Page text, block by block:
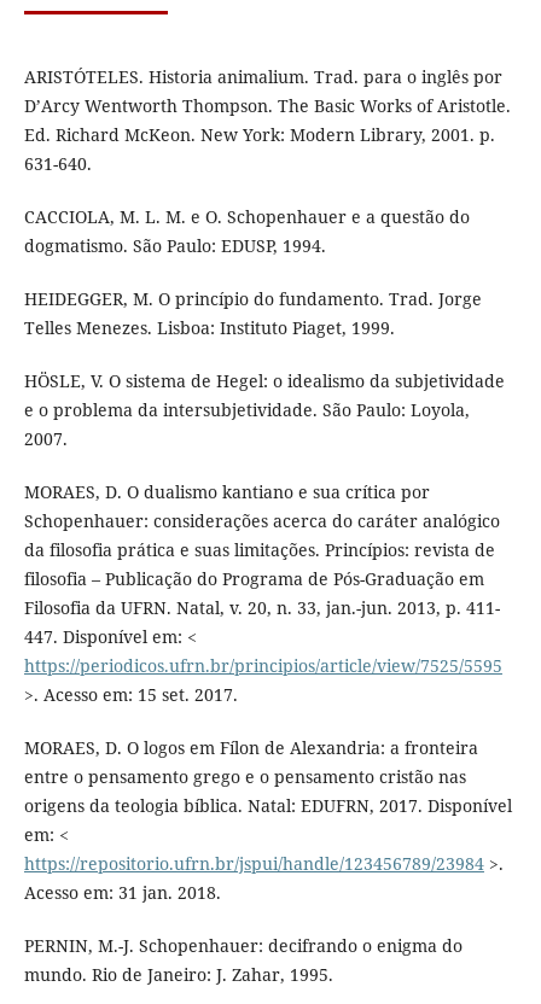
ARISTÓTELES. Historia animalium. Trad. para o inglês por
D’Arcy Wentworth Thompson. The Basic Works of Aristotle.
Ed. Richard McKeon. New York: Modern Library, 2001. p.
631-640.
CACCIOLA, M. L. M. e O. Schopenhauer e a questão do
dogmatismo. São Paulo: EDUSP, 1994.
HEIDEGGER, M. O princípio do fundamento. Trad. Jorge
Telles Menezes. Lisboa: Instituto Piaget, 1999.
HÖSLE, V. O sistema de Hegel: o idealismo da subjetividade
e o problema da intersubjetividade. São Paulo: Loyola,
2007.
MORAES, D. O dualismo kantiano e sua crítica por
Schopenhauer: considerações acerca do caráter analógico
da filosofia prática e suas limitações. Princípios: revista de
filosofia – Publicação do Programa de Pós-Graduação em
Filosofia da UFRN. Natal, v. 20, n. 33, jan.-jun. 2013, p. 411-
447. Disponível em: <
https://periodicos.ufrn.br/principios/article/view/7525/5595
>. Acesso em: 15 set. 2017.
MORAES, D. O logos em Fílon de Alexandria: a fronteira
entre o pensamento grego e o pensamento cristão nas
origens da teologia bíblica. Natal: EDUFRN, 2017. Disponível
em: <
https://repositorio.ufrn.br/jspui/handle/123456789/23984>.
Acesso em: 31 jan. 2018.
PERNIN, M.-J. Schopenhauer: decifrando o enigma do
mundo. Rio de Janeiro: J. Zahar, 1995.